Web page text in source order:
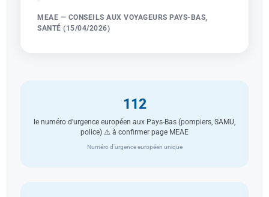
MEAE — CONSEILS AUX VOYAGEURS PAYS-BAS,
SANTÉ (15/04/2026)
112
le numéro d'urgence européen aux Pays-Bas (pompiers, SAMU,
police) ⚠️ à confirmer page MEAE
Numéro d'urgence européen unique